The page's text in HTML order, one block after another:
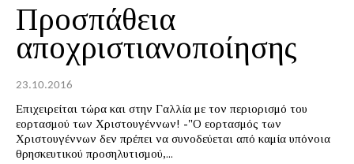
Προσπάθεια
αποχριστιανοποίησης
23.10.2016
Επιχειρείται τώρα και στην Γαλλία με τον περιορισμό του
εορτασμού των Χριστουγέννων! -"Ο εορτασμός των
Χριστουγέννων δεν πρέπει να συνοδεύεται από καμία υπόνοια
θρησκευτικού προσηλυτισμού,...